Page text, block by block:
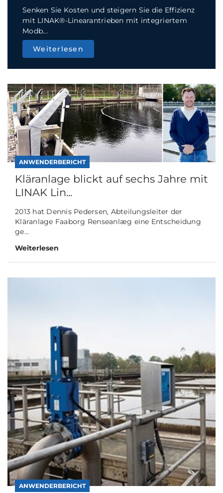
Senken Sie Kosten und steigern Sie die Effizienz
mit LINAK®-Linearantrieben mit integriertem
Modb...
Weiterlesen
ANWENDERBERICHT
Kläranlage blickt auf sechs Jahre mit
LINAK Lin...
2013 hat Dennis Pedersen, Abteilungsleiter der
Kläranlage Faaborg Renseanlæg eine Entscheidung
ge...
Weiterlesen
ANWENDERBERICHT